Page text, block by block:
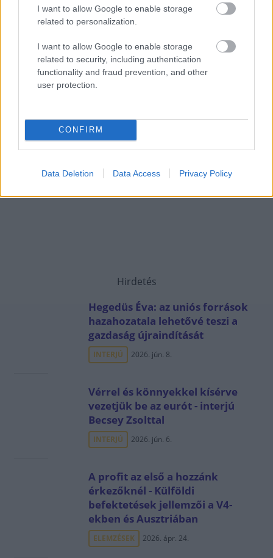
I want to allow Google to enable storage
related to personalization.
I want to allow Google to enable storage
related to security, including authentication
functionality and fraud prevention, and other
user protection.
CONFIRM
Data Deletion Data Access Privacy Policy
Hirdetés
Hegedüs Éva: az uniós források
hazahozatala lehetővé teszi a
gazdaság újraindítását
INTERJÚ 2026. jún. 8.
Vérrel és könnyekkel kísérve
vezetjük be az eurót - interjú
Becsey Zsolttal
INTERJÚ 2026. jún. 6.
A profit az első a hozzánk
érkezőknél - Külföldi
befektetések jellemzői a V4-
ekben és Ausztriában
ELEMZÉSEK 2026. ápr. 24.